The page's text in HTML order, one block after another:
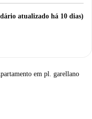
atualizado há 10 dias)
em pl. garellano